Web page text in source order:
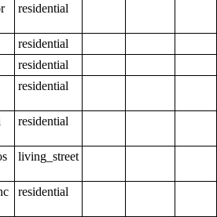
residential
residential
residential
residential
residential
living_street
residential